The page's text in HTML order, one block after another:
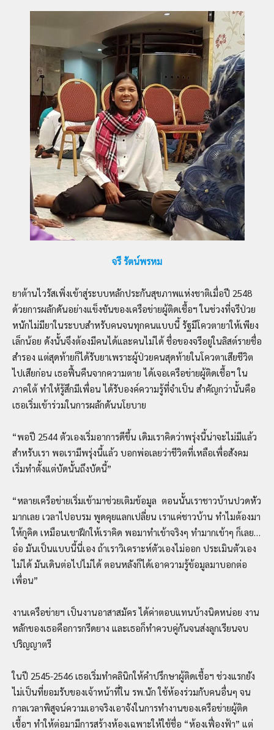
จรี รัตน์พรหม
ยาต้านไวรัสเพิ่งเข้าสู่ระบบหลักประกันสุขภาพแห่งชาติเมื่อปี 2548
ด้วยการผลักดันอย่างแข็งขันของเครือข่ายผู้ติดเชื้อฯ ในช่วงที่จรีป่วย
หนักไม่มียาในระบบสำหรับคนจนทุกคนแบบนี้ รัฐมีโควตายาให้เพียง
เล็กน้อย ดังนั้นจึงต้องมีคนได้และคนไม่ได้ ชื่อของจรีอยู่ในลิสต์รายชื่อ
สำรอง แต่สุดท้ายก็ได้รับยาเพราะผู้ป่วยคนสุดท้ายในโควตาเสียชีวิต
ไปเสียก่อน เธอฟื้นคืนจากความตาย ได้เจอเครือข่ายผู้ติดเชื้อฯ ใน
ภาคใต้ ทำให้รู้สึกมีเพื่อน ได้รับองค์ความรู้ที่จำเป็น สำคัญกว่านั้นคือ
เธอเริ่มเข้าร่วมในการผลักดันนโยบาย
“พอปี 2544 ตัวเองเริ่มอาการดีขึ้น เดิมเราคิดว่าพรุ่งนี้น่าจะไม่มีแล้ว
สำหรับเรา พอเรามีพรุ่งนี้แล้ว บอกพ่อเลยว่าชีวิตที่เหลือเพื่อสังคม
เริ่มทำตั้งแต่บัดนั้นถึงบัดนี้”
“หลายเครือข่ายเริ่มเข้ามาช่วยเติมข้อมูล ตอนนั้นเราชาวบ้านปวดหัว
มากเลย เวลาไปอบรม พูดคุยแลกเปลี่ยน เราแค่ชาวบ้าน ทำไมต้องมา
ให้กูคิด เหมือนเขาฝึกให้เราคิด พอมาทำเข้าจริงๆ ทำมากเข้าๆ ก็เลย…
อ๋อ มันเป็นแบบนี้นี่เอง ถ้าเราวิเคราะห์ตัวเองไม่ออก ประเมินตัวเอง
ไม่ได้ มันเดินต่อไปไม่ได้ ตอนหลังก็ได้เอาความรู้ข้อมูลมาบอกต่อ
เพื่อน”
งานเครือข่ายฯ เป็นงานอาสาสมัคร ได้ค่าตอบแทนบ้างนิดหน่อย งาน
หลักของเธอคือการกรีดยาง และเธอก็ทำควบคู่กันจนส่งลูกเรียนจบ
ปริญญาตรี
ในปี 2545-2546 เธอเริ่มทำคลินิกให้คำปรึกษาผู้ติดเชื้อฯ ช่วงแรกยัง
ไม่เป็นที่ยอมรับของเจ้าหน้าที่ใน รพ.นัก ใช้ห้องร่วมกับคนอื่นๆ จน
กาลเวลาพิสูจน์ความเอาจริงเอาจังในการทำงานของเครือข่ายผู้ติด
เชื้อฯ ทำให้ต่อมามีการสร้างห้องเฉพาะให้ใช้ชื่อ “ห้องเฟื่องฟ้า” แต่